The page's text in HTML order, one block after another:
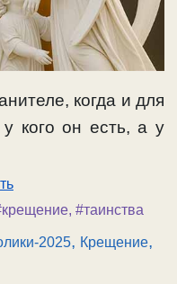
когда и для
у кого он есть, а у
, #таинства
2025, Крещение,